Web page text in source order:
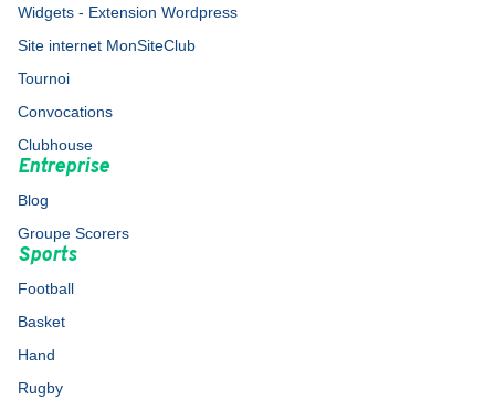
Widgets - Extension Wordpress
Site internet MonSiteClub
Tournoi
Convocations
Clubhouse
Entreprise
Blog
Groupe Scorers
Sports
Football
Basket
Hand
Rugby